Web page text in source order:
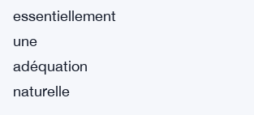
essentiellement
une
adéquation
naturelle